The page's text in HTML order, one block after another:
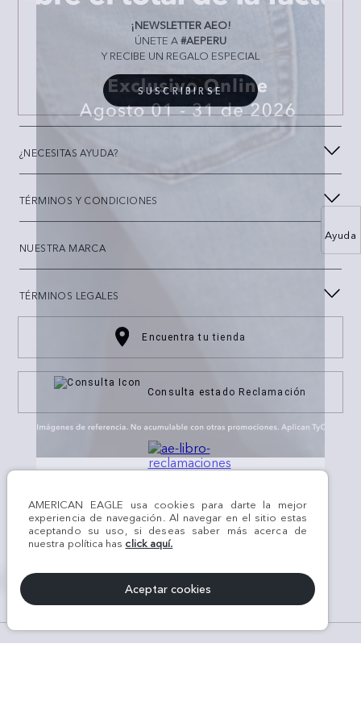
AMERICAN EAGLE usa cookies para darte la mejor
experiencia de navegación. Al navegar en el sitio estas
aceptando su uso, si deseas saber más acerca de
nuestra política has click aquí.
Aceptar cookies
Ayuda
¡NEWSLETTER AEO!
ÚNETE A#AEPERU
Y RECIBE UN REGALO ESPECIAL
SUSCRIBIRSE
¿NECESITAS AYUDA?
TÉRMINOS Y CONDICIONES
NUESTRA MARCA
TÉRMINOS LEGALES
Encuentra tu tienda
Consulta estado Reclamación
REDES SOCIALES!
#AEJEANS #AerieREALCOL